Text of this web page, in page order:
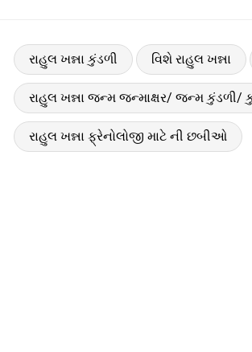
રાહુલ ખન્ના કુંડળી વિશે રાહુલ ખન્ના
રાહુલ ખન્ના જન્મ જન્માક્ષર/ જન્મ કુંડળી/
રાહુલ ખન્ના ફ્રેનોલોજી માટે ની છબીઓ